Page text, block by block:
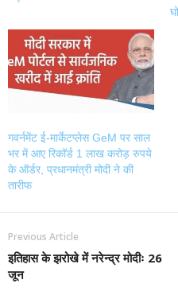
गवर्नमेंट ई-मार्केटप्लेस GeM पर साल
भर में आए रिकॉर्ड 1 लाख करोड़ रुपये
के ऑर्डर, प्रधानमंत्री मोदी ने की
तारीफ
Previous Article
इतिहास के झरोखे में नरेन्द्र मोदीः 26
जून